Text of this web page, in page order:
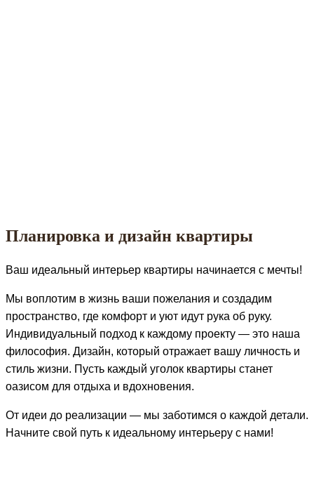
Планировка и дизайн квартиры
Ваш идеальный интерьер квартиры начинается с мечты!
Мы воплотим в жизнь ваши пожелания и создадим
пространство, где комфорт и уют идут рука об руку.
Индивидуальный подход к каждому проекту — это наша
философия. Дизайн, который отражает вашу личность и
стиль жизни. Пусть каждый уголок квартиры станет
оазисом для отдыха и вдохновения.
От идеи до реализации — мы заботимся о каждой детали.
Начните свой путь к идеальному интерьеру с нами!